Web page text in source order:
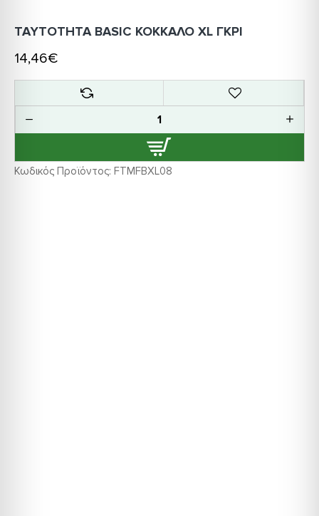
Κωδικός Προϊόντος: FTMFBXL08
ΤΑΥΤΟΤΗΤΑ BASIC ΚΟΚΚΑΛΟ XL ΓΚΡΙ
14,46€